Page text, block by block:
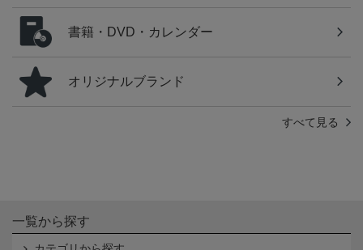
書籍・DVD・カレンダー
オリジナルブランド
すべて見る
一覧から探す